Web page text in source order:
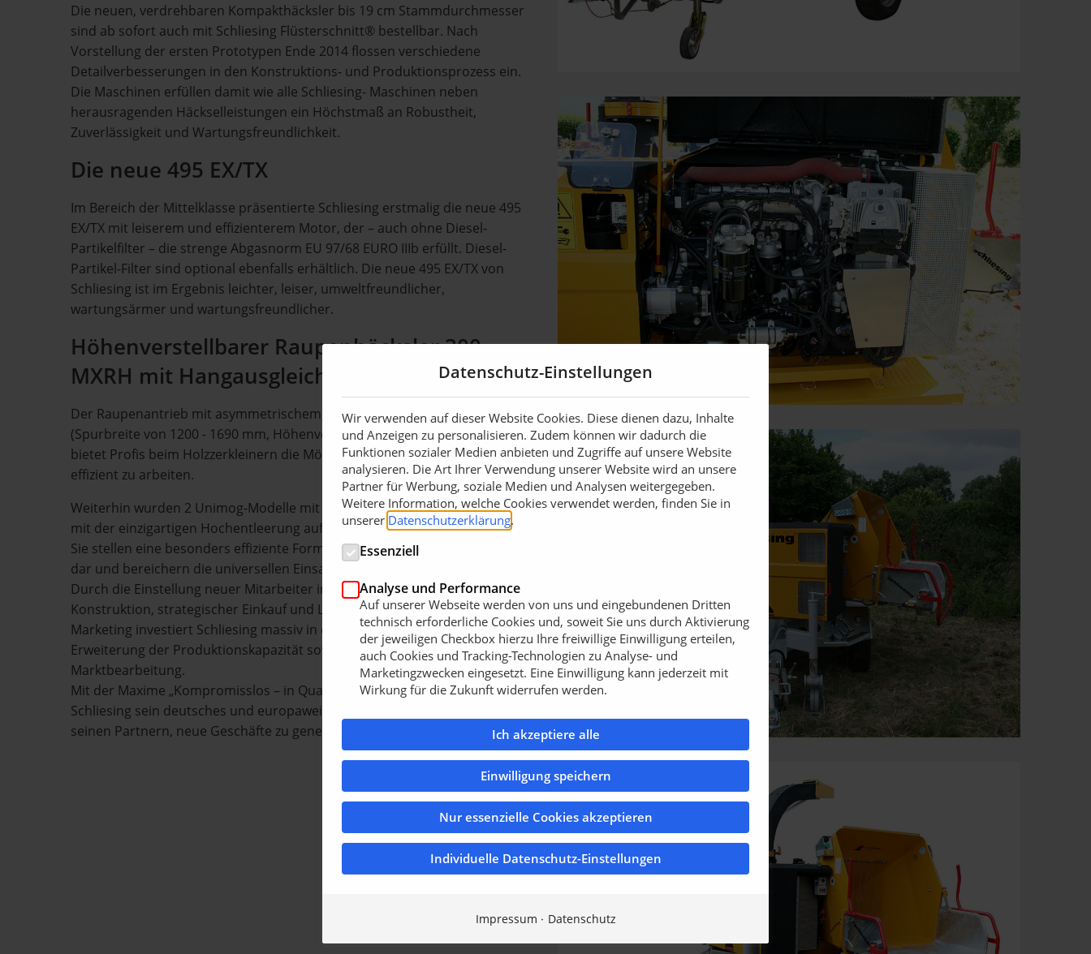
Die neuen, verdrehbaren Kompakthäcksler bis 19 cm Stammdurchmesser
sind ab sofort auch mit Schliesing Flüsterschnitt® bestellbar. Nach
Vorstellung der ersten Prototypen Ende 2014 flossen verschiedene
Detailverbesserungen in den Konstruktions- und Produktionsprozess ein.
Die Maschinen erfüllen damit wie alle Schliesing- Maschinen neben
herausragenden Häckselleistungen ein Höchstmaß an Robustheit,
Zuverlässigkeit und Wartungsfreundlichkeit.
Die neue 495 EX/TX
Im Bereich der Mittelklasse präsentierte Schliesing erstmalig die neue 495
EX/TX mit leiserem und effizienterem Motor, der – auch ohne Diesel-
Partikelfilter – die strenge Abgasnorm EU 97/68 EURO IIIb erfüllt. Diesel-
Partikel-Filter sind optional ebenfalls erhältlich. Die neue 495 EX/TX von
Schliesing ist im Ergebnis leichter, leiser, umweltfreundlicher,
wartungsärmer und wartungsfreundlicher.
Höhenverstellbarer Raupenhäcksler 300
MXRH mit Hangausgleich
Der Raupenantrieb mit asymmetrischem, hydraulischen Hangausgleich
(Spurbreite von 1200 - 1690 mm, Höhenverstellung von 335 - 640 mm)
bietet Profis beim Holzzerkleinern die Möglichkeit, in nahezu jedem Terrain
effizient zu arbeiten.
Weiterhin wurden 2 Unimog-Modelle mit Holzzerkleinerer- Frontanbauten
mit der einzigartigen Hochentleerung auf der demopark 2015 vorgeführt.
Sie stellen eine besonders effiziente Form der mobilen Holzzerkleinerung
dar und bereichern die universellen Einsatzmöglichkeiten dieser Fahrzeuge.
Durch die Einstellung neuer Mitarbeiter in den Bereichen Produktion,
Konstruktion, strategischer Einkauf und Lagerwirtschaft, Außendienst und
Marketing investiert Schliesing massiv in die Zukunft. Ziel ist die
Erweiterung der Produktionskapazität sowie die Ausweitung der
Marktbearbeitung.
Mit der Maxime „Kompromisslos – in Qualität und Leistung!“ stärkt
Schliesing sein deutsches und europaweites Händlernetz und hilft so
seinen Partnern, neue Geschäfte zu generieren.
Datenschutz-Einstellungen
Wir verwenden auf dieser Website Cookies. Diese dienen dazu, Inhalte
und Anzeigen zu personalisieren. Zudem können wir dadurch die
Funktionen sozialer Medien anbieten und Zugriffe auf unsere Website
analysieren. Die Art Ihrer Verwendung unserer Website wird an unsere
Partner für Werbung, soziale Medien und Analysen weitergegeben.
Weitere Information, welche Cookies verwendet werden, finden Sie in
unserer Datenschutzerklärung.
Essenziell
Analyse und Performance
Auf unserer Webseite werden von uns und eingebundenen Dritten
technisch erforderliche Cookies und, soweit Sie uns durch Aktivierung
der jeweiligen Checkbox hierzu Ihre freiwillige Einwilligung erteilen,
auch Cookies und Tracking-Technologien zu Analyse- und
Marketingzwecken eingesetzt. Eine Einwilligung kann jederzeit mit
Wirkung für die Zukunft widerrufen werden.
Ich akzeptiere alle
Einwilligung speichern
Nur essenzielle Cookies akzeptieren
Individuelle Datenschutz-Einstellungen
Impressum Datenschutz